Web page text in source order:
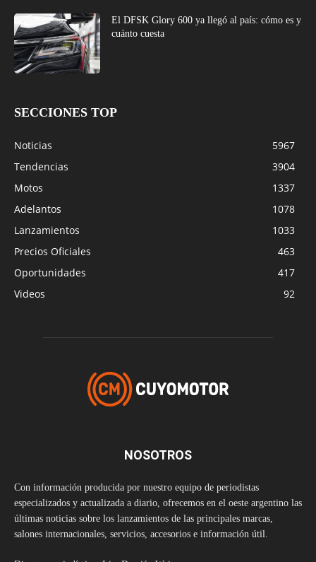
El DFSK Glory 600 ya llegó al país: cómo es y
cuánto cuesta
SECCIONES TOP
Noticias
5967
Tendencias
3904
Motos
1337
Adelantos
1078
Lanzamientos
1033
Precios Oficiales
463
Oportunidades
417
Videos
92
NOSOTROS
Con información producida por nuestro equipo de periodistas
especializados y actualizada a diario, ofrecemos en el oeste argentino las
últimas noticias sobre los lanzamientos de las principales marcas,
salones internacionales, servicios, accesorios e información útil.